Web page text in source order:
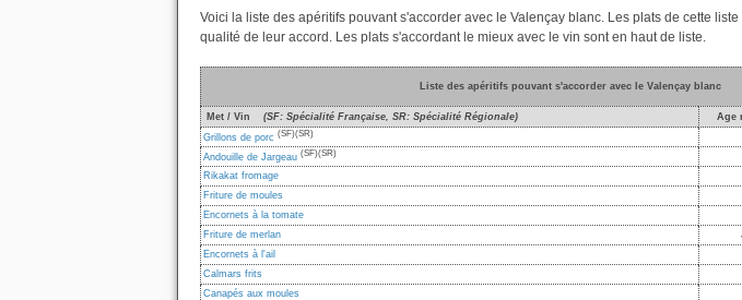
Voici la liste des apéritifs pouvant s'accorder avec le Valençay blanc. Les plats de cette
qualité de leur accord. Les plats s'accordant le mieux avec le vin sont en haut de liste.
Liste des apéritifs pouvant s'accorder avec le Valençay blanc
Met / Vin (SF: Spécialité Française, SR: Spécialité Régionale) Age
Grillons de porc (SF)(SR)
Andouille de Jargeau (SF)(SR)
Rikakat fromage
Friture de moules
Encornets à la tomate
Friture de merlan
Encornets à l'ail
Calmars frits
Canapés aux moules